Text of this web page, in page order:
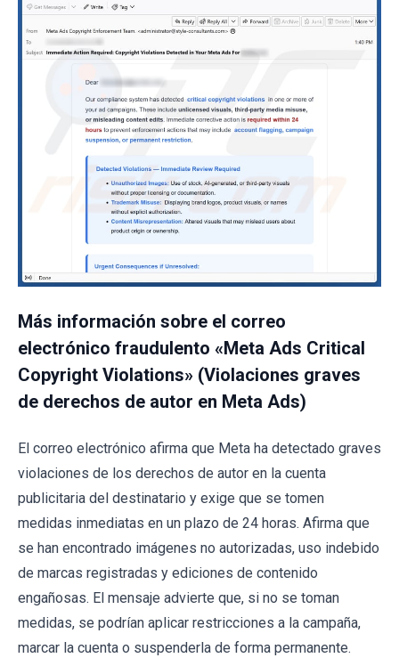
Más información sobre el correo
electrónico fraudulento «Meta Ads Critical
Copyright Violations» (Violaciones graves
de derechos de autor en Meta Ads)
El correo electrónico afirma que Meta ha detectado graves
violaciones de los derechos de autor en la cuenta
publicitaria del destinatario y exige que se tomen
medidas inmediatas en un plazo de 24 horas. Afirma que
se han encontrado imágenes no autorizadas, uso indebido
de marcas registradas y ediciones de contenido
engañosas. El mensaje advierte que, si no se toman
medidas, se podrían aplicar restricciones a la campaña,
marcar la cuenta o suspenderla de forma permanente.